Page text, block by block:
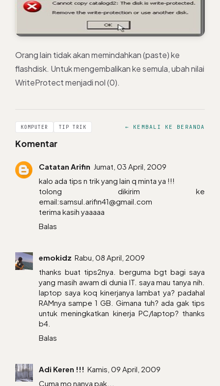
Orang lain tidak akan memindahkan (paste) ke
flashdisk. Untuk mengembalikan ke semula, ubah nilai
WriteProtect menjadi nol (0).
KOMPUTER TIP TRIK ← KEMBALI KE BERANDA
Komentar
Catatan Arifin Jumat, 03 April, 2009
kalo ada tips n trik yang lain q minta ya !!!
tolong dikirim ke
email:samsul.arifin41@gmail.com
terima kasih yaaaaa
Balas
emokidz Rabu, 08 April, 2009
thanks buat tips2nya. berguma bgt bagi saya
yang masih awam di dunia IT. saya mau tanya nih.
laptop saya koq kinerjanya lambat ya? padahal
RAMnya sampe 1 GB. Gimana tuh? ada gak tips
untuk meningkatkan kinerja PC/laptop? thanks
b4.
Balas
Adi Keren !!! Kamis, 09 April, 2009
Cuma mo nanya pak...